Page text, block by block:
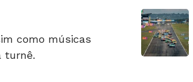
como músicas
turnê.